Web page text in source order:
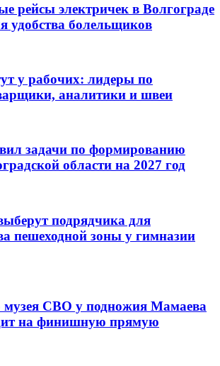
рейсы электричек в Волгограде
удобства болельщиков
у рабочих: лидеры по
аналитики и швеи
задачи по формированию
области на 2027 год
подрядчика для
пешеходной зоны у гимназии
музея СВО у подножия Мамаева
на финишную прямую